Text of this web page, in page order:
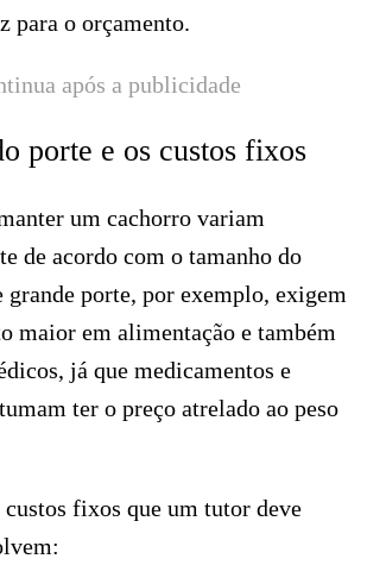
para o orçamento.
após a publicidade
porte e os custos fixos
um cachorro variam
de acordo com o tamanho do
grande porte, por exemplo, exigem
maior em alimentação e também
já que medicamentos e
ter o preço atrelado ao peso
fixos que um tutor deve